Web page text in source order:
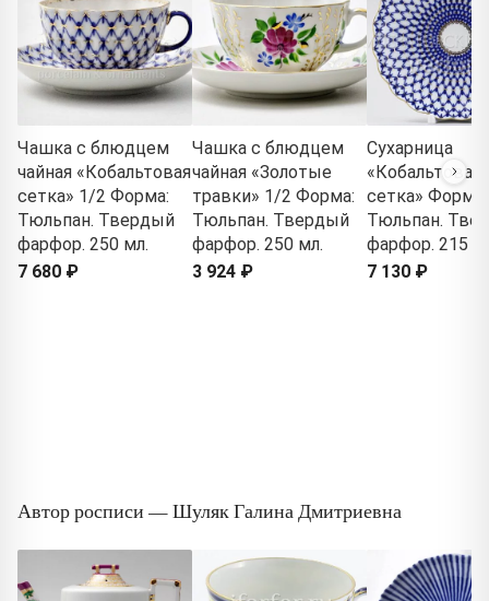
Чашка с блюдцем
чайная «Кобальтовая
сетка» 1/2 Форма:
Тюльпан. Твердый
фарфор. 250 мл.
7 680 ₽
Чашка с блюдцем
чайная «Золотые
травки» 1/2 Форма:
Тюльпан. Твердый
фарфор. 250 мл.
3 924 ₽
Сухарница
«Кобальтовая
сетка» Форма:
Тюльпан.
фарфор. 215
7 130 ₽
Автор росписи — Шуляк Галина Дмитриевна